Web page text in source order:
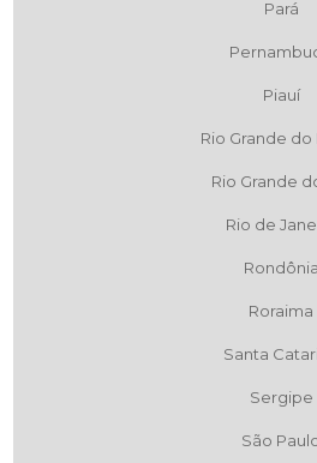
Pará
Piauí
Rio Grande
Rio Grande
Rio de
Rondônia
Roraima
Santa
Sergipe
São